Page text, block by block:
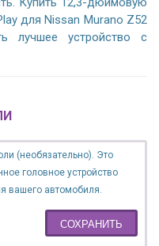
для Nissan Murano Z52
лучшее устройство с
(необязательно). Это
головное устройство
вашего автомобиля.
СОХРАНИТЬ